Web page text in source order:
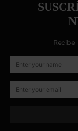
Recibe